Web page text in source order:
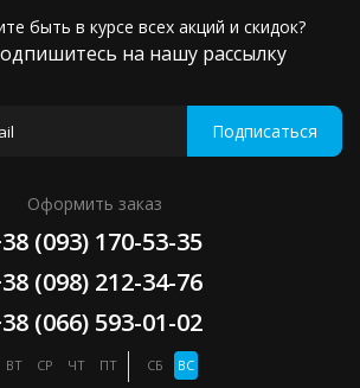
быть в курсе всех акций и скидок?
на нашу рассылку
Подписаться
Оформить заказ
(093) 170-53-35
(098) 212-34-76
(066) 593-01-02
ВТ СР ЧТ ПТ СБ
ВС